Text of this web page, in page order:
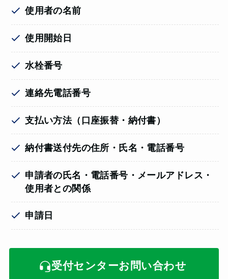
使用者の名前
使用開始日
水栓番号
連絡先電話番号
支払い方法（口座振替・納付書）
納付書送付先の住所・氏名・電話番号
申請者の氏名・電話番号・メールアドレス・
使用者との関係
申請日
受付センターお問い合わせ